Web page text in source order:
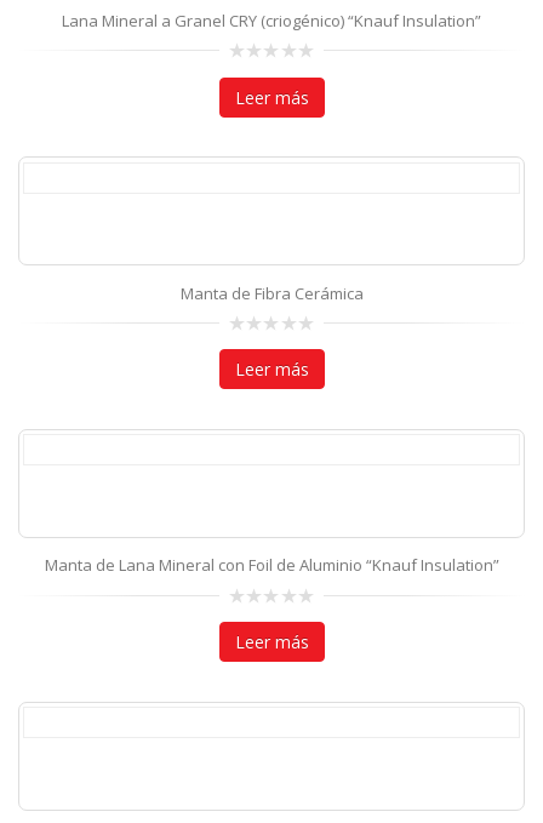
Lana Mineral a Granel CRY (criogénico) “Knauf Insulation”
0
out
5
Leer más
Manta de Fibra Cerámica
0
out
5
Leer más
Manta de Lana Mineral con Foil de Aluminio “Knauf Insulation”
0
out
5
Leer más